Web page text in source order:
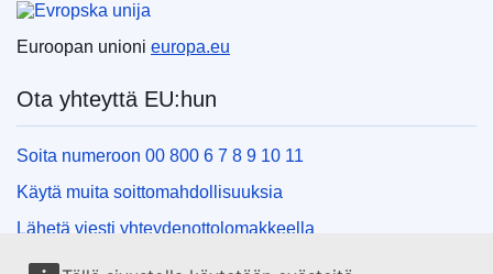
Euroopan unioni europa.eu
Ota yhteyttä EU:hun
Soita numeroon 00 800 6 7 8 9 10 11
Käytä muita soittomahdollisuuksia
Lähetä viesti yhteydenottolomakkeella
Käy EU:n tiedotuspisteessä